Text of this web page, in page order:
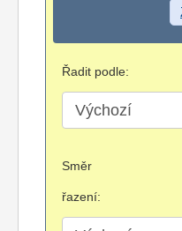
Řadit podle:
Směr
řazení: